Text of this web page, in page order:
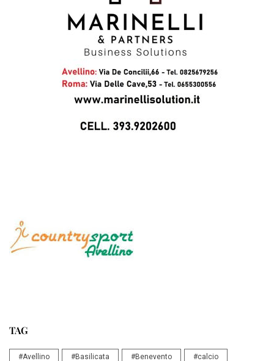
TAG
#Avellino #Basilicata #Benevento #calcio